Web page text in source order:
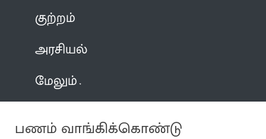
குற்றம்
அரசியல்
மேலும்
பணம் வாங்கிக்கொண்டு